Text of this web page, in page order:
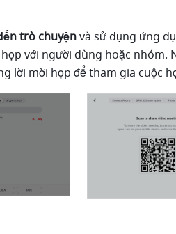
trò chuyện và sử dụng ứng
với người dùng hoặc nhóm.
lời mời họp để tham gia cuộc